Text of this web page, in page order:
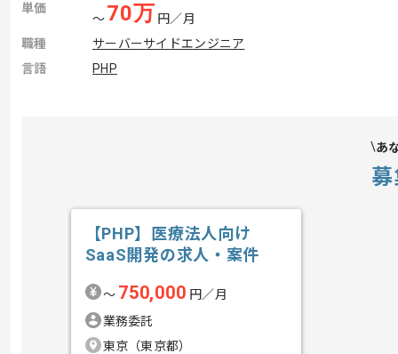
単価
〜70万 円／月
職種
サーバーサイドエンジニア
言語
PHP
あ
【PHP】医療法人向け
SaaS開発の求人・案件
〜 750,000 円／月
業務委託
東京（東京都）